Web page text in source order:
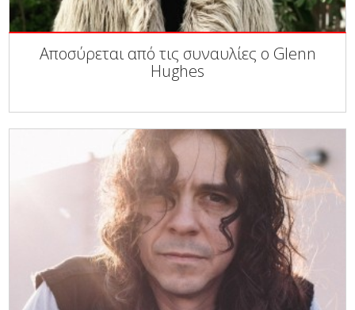
Αποσύρεται από τις συναυλίες ο Glenn
Hughes